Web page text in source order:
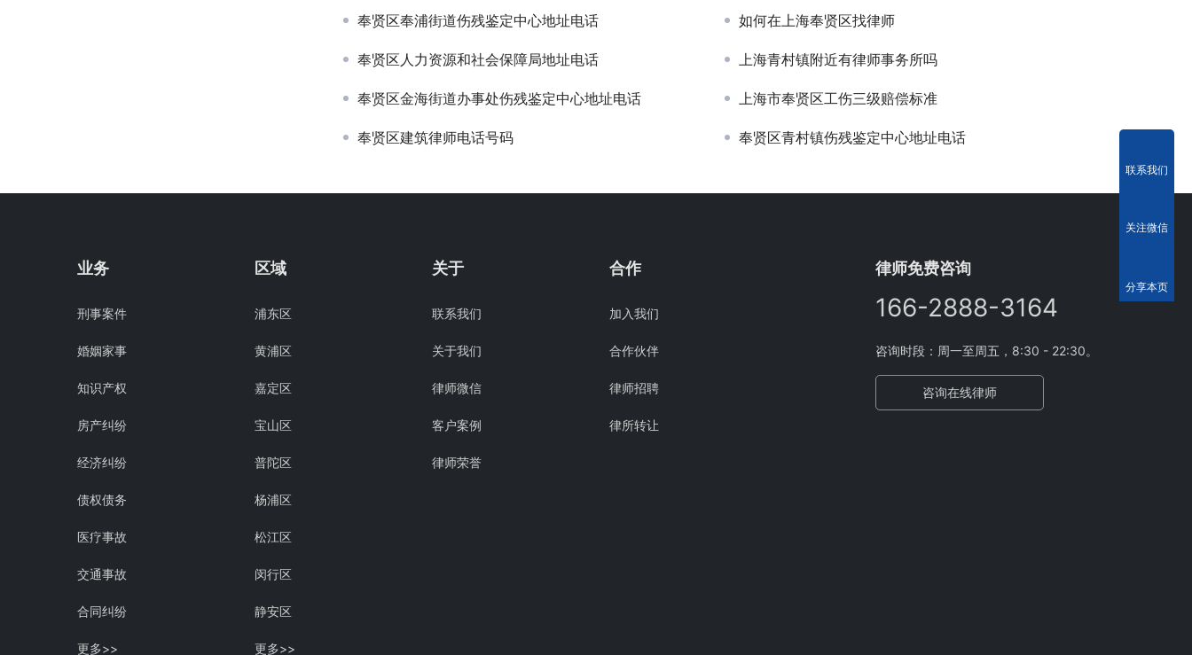
奉贤区奉浦街道伤残鉴定中心地址电话 如何在上海奉贤区找律师
奉贤区人力资源和社会保障局地址电话 上海青村镇附近有律师事务所吗
奉贤区金海街道办事处伤残鉴定中心地址电话 上海市奉贤区工伤三级赔偿标准
奉贤区建筑律师电话号码 奉贤区青村镇伤残鉴定中心地址电话
业务
刑事案件
婚姻家事
知识产权
房产纠纷
经济纠纷
债权债务
医疗事故
交通事故
合同纠纷
更多>>
区域
浦东区
黄浦区
嘉定区
宝山区
普陀区
杨浦区
松江区
闵行区
静安区
更多>>
关于
联系我们
关于我们
律师微信
客户案例
律师荣誉
合作
加入我们
合作伙伴
律师招聘
律所转让
律师免费咨询
166-2888-3164
咨询时段：周一至周五，8:30 - 22:30。
咨询在线律师
联系我们
关注微信
分享本页